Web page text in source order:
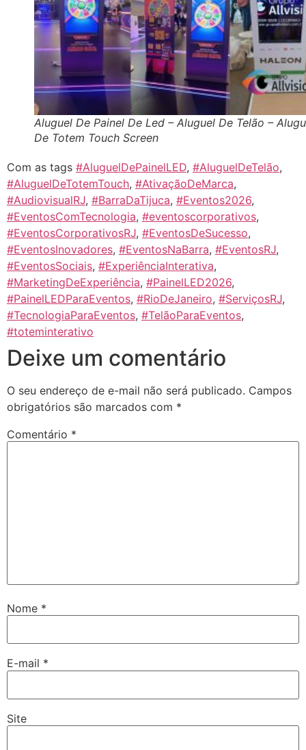
Aluguel De Painel De Led – Aluguel De Telão –
De Totem Touch Screen
Com as tags #AluguelDePainelLED, #AluguelDeTelão,
#AluguelDeTotemTouch, #AtivaçãoDeMarca,
#AudiovisualRJ, #BarraDaTijuca, #Eventos2026,
#EventosComTecnologia, #eventoscorporativos,
#EventosCorporativosRJ, #EventosDeSucesso,
#EventosInovadores, #EventosNaBarra, #EventosRJ,
#EventosSociais, #ExperiênciaInterativa,
#MarketingDeExperiência, #PainelLED2026,
#PainelLEDParaEventos, #RioDeJaneiro, #ServiçosRJ,
#TecnologiaParaEventos, #TelãoParaEventos,
#toteminterativo
Deixe um comentário
O seu endereço de e-mail não será publicado. Campos
obrigatórios são marcados com *
Comentário *
Nome *
E-mail *
Site